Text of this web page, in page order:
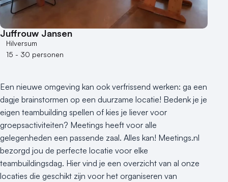
Juffrouw Jansen
Hilversum
15 - 30 personen
Een nieuwe omgeving kan ook verfrissend werken: ga een
dagje brainstormen op een duurzame locatie! Bedenk je je
eigen teambuilding spellen of kies je liever voor
groepsactiviteiten? Meetings heeft voor alle
gelegenheden een passende zaal. Alles kan! Meetings.nl
bezorgd jou de perfecte locatie voor elke
teambuildingsdag. Hier vind je een overzicht van al onze
locaties die geschikt zijn voor het organiseren van